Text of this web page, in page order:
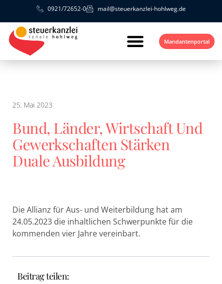
0921/72652-0 mail@steuerkanzlei-hohlweg.de
Mandantenportal
25. Mai 2023
Bund, Länder, Wirtschaft Und
Gewerkschaften Stärken
Duale Ausbildung
Die Allianz für Aus- und Weiterbildung hat am
24.05.2023 die inhaltlichen Schwerpunkte für die
kommenden vier Jahre vereinbart.
Beitrag teilen: